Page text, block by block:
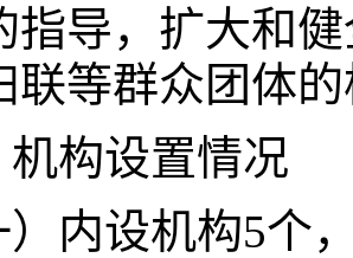
指导，扩大和
联等群众团体
机构设置情况
）内设机构5个